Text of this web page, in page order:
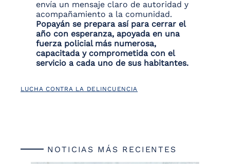
envía un mensaje claro de autoridad y
acompañamiento a la comunidad.
Popayán se prepara así para cerrar el
año con esperanza, apoyada en una
fuerza policial más numerosa,
capacitada y comprometida con el
servicio a cada uno de sus habitantes.
LUCHA CONTRA LA DELINCUENCIA
NOTICIAS MÁS RECIENTES